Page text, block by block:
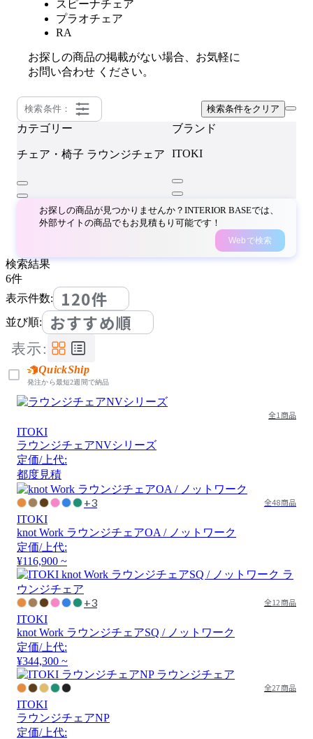
スピーナチェア
プラオチェア
RA
お探しの商品の掲載がない場合、お気軽に
お問い合わせ ください。
検索条件： 検索条件をクリア
カテゴリー
チェア・椅子 ラウンジチェア
ブランド
ITOKI
お探しの商品が見つかりませんか？INTERIOR BASEでは、
外部サイトの商品でもお見積もり可能です！
Webで検索
検索結果
6件
表示件数:
120件
並び順: おすすめ順
表示:
QuickShip
発注から最短2週間で納品
全1商品
ITOKI
ラウンジチェアNVシリーズ
定価/上代:
都度見積
+3 全48商品
ITOKI
knot Work ラウンジチェアOA / ノットワーク
定価/上代:
¥116,900 ~
+3 全12商品
ITOKI
knot Work ラウンジチェアSQ / ノットワーク
定価/上代:
¥344,300 ~
全27商品
ITOKI
ラウンジチェアNP
定価/上代: